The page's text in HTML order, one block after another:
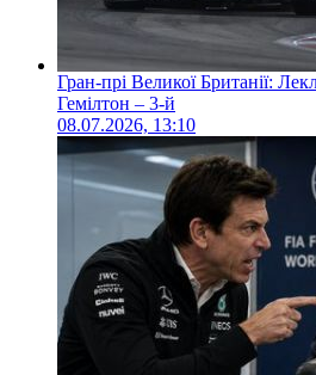
Гран-прі Великої Британії:
Гемілтон – 3-й
08.07.2026, 13:10